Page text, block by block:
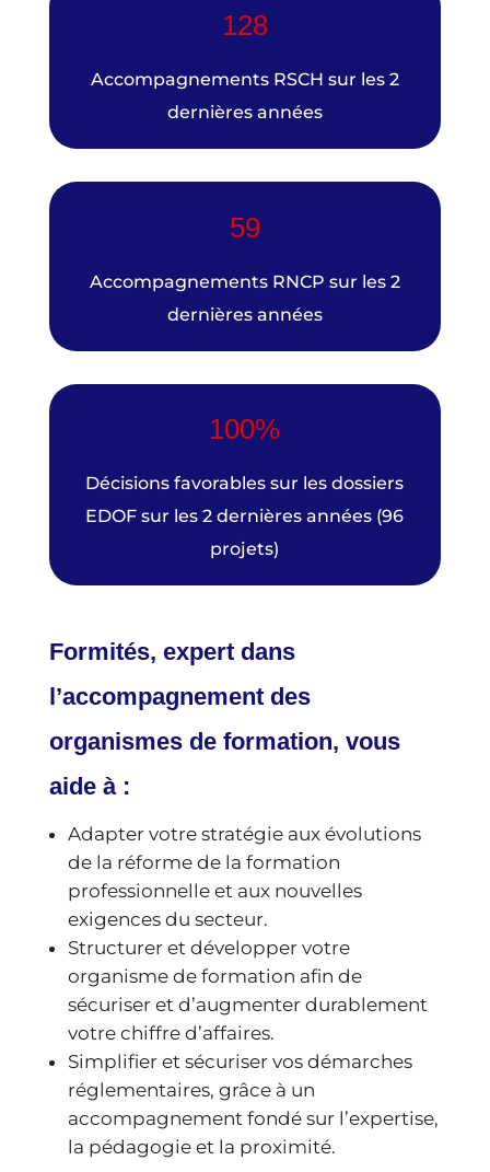
128
Accompagnements RSCH sur les 2
dernières années
59
Accompagnements RNCP sur les 2
dernières années
100%
Décisions favorables sur les dossiers
EDOF sur les 2 dernières années (96
projets)
Formités, expert dans
l’accompagnement des
organismes de formation, vous
aide à :
Adapter votre stratégie aux évolutions
de la réforme de la formation
professionnelle et aux nouvelles
exigences du secteur.
Structurer et développer votre
organisme de formation afin de
sécuriser et d’augmenter durablement
votre chiffre d’affaires.
Simplifier et sécuriser vos démarches
réglementaires, grâce à un
accompagnement fondé sur l’expertise,
la pédagogie et la proximité.